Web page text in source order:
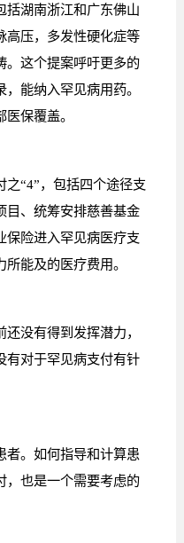
括湖南浙江和广东佛山
高压，多发性硬化症等
。这个提案呼吁更多的
能纳入罕见病用药。
保覆盖。
“4”，包括四个途径支
目、统筹安排慈善基金
保险进入罕见病医疗支
能及的医疗费用。
没有得到发挥潜力，
有对于罕见病支付有针
者。如何指导和计算患
，也是一个需要考虑的